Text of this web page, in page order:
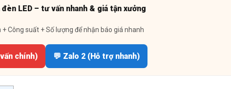
đèn LED – tư vấn nhanh & giá tận xưởng
Công suất + Số lượng để nhận báo giá nhanh
chính) 💬 Zalo 2 (Hỗ trợ nhanh)